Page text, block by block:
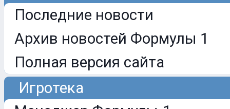
Последние новости
Архив новостей Формулы 1
Полная версия сайта
Игротека